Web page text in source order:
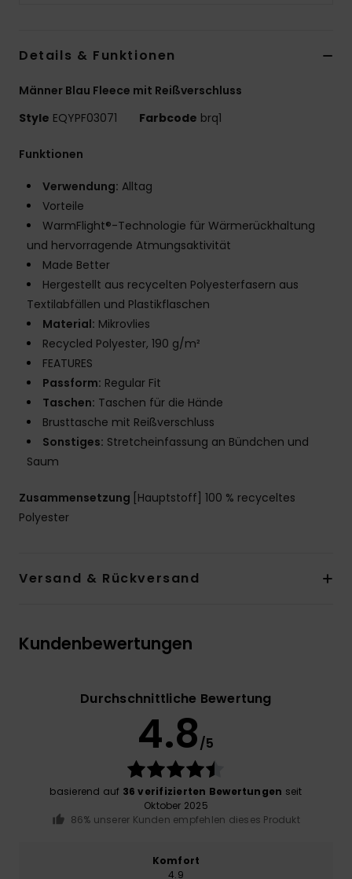
Details & Funktionen
Männer Blau Fleece mit Reißverschluss
Style EQYPF03071 Farbcode brq1
Funktionen
Verwendung: Alltag
Vorteile
WarmFlight®-Technologie für Wärmerückhaltung
und hervorragende Atmungsaktivität
Made Better
Hergestellt aus recycelten Polyesterfasern aus
Textilabfällen und Plastikflaschen
Material: Mikrovlies
Recycled Polyester, 190 g/m²
FEATURES
Passform: Regular Fit
Taschen: Taschen für die Hände
Brusttasche mit Reißverschluss
Sonstiges: Stretcheinfassung an Bündchen und
Saum
Zusammensetzung [Hauptstoff] 100 % recyceltes
Polyester
Versand & Rückversand
Kundenbewertungen
Durchschnittliche Bewertung
4.8/5
basierend auf 36 verifizierten Bewertungen seit
Oktober 2025
86% unserer Kunden empfehlen dieses Produkt
Komfort
4.9